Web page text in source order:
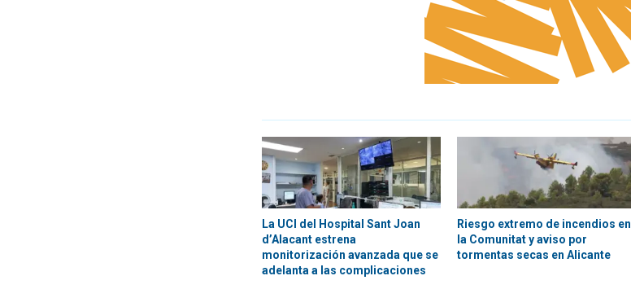
La UCI del Hospital Sant Joan
d’Alacant estrena
monitorización avanzada que se
adelanta a las complicaciones
Riesgo extremo de incendios en
la Comunitat y aviso por
tormentas secas en Alicante